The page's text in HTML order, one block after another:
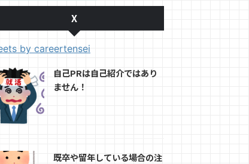
X
by careertensei
自己PRは自己紹介ではあり
ません！
既卒や留年している場合の注